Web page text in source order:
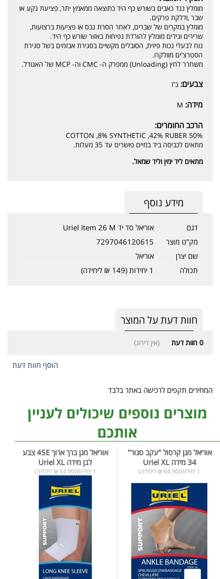
מומלץ נגד כאבים בשורש כף היד כתוצאה ממאמץ יתר, פציעת נקע או
שבר ,ודלקת פרקים.
מומלץ במקרים של שברים, לאחר הסרת גבס או פציעות ברצועות,
שרירים וגידים מומלץ להורדת נפיחות באזור שורש כף היד.
נוח לבעלי נכות פיזית, הסובלים מקשיים בסגירת אבזמים בשל סגירת
הסטרצ'ים מוולקרו.
משחרר לחץ (Unloading) ממפרק ה- CMC וה- MCP של האגודל.
צבעים: ב'ז
מידה:
הרכב החומרים:
50% COTTON ,8% SYNTHETIC ,42% RUBER
מתאים לכביסה ביד במיים פושרים עד 35 מעלות.
מתאים ליד ימין וליד שמאל.
מידע נוסף
דגם
אוריאל סד יד Uriel Item 26 M
מק"ט מוצר
7297046120615
שם יצרן
אוריאל
תכולה
1 יחידות (149 ₪ ליחידה)
חוות דעת על המוצר
0 חוות דעת (אין דירוג)
הוסף חוות דעת
המחירים תקפים לרכישה באתר בלבד
מוצרים נוספים שיכולים לעניין
אותכם
אוריאל מגן קרסול "עקב סגור"
34 מידה Uriel XL
1 יחידות(64.90 ₪ ליחידה)
אוריאל מגן ברך ארוך 45E צבע
לבן מידה Uriel XL
1 יחידות(54.90 ₪ ליחידה)